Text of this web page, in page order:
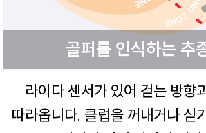
골퍼를 인식하는 추
라이다 센서가 있어 걷는 방향
따라옵니다. 클럽을 꺼내거나 싣